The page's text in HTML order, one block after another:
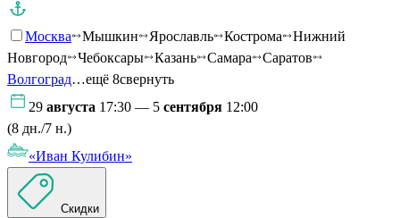
Москва Мышкин Ярославль Кострома
Нижний
Новгород
Чебоксары Казань Самара
Саратов
Волгоград…ещё 8свернуть
29 августа 17:30 — 5 сентября 12:00
(8 дн./7 н.)
«Иван Кулибин»
Скидки